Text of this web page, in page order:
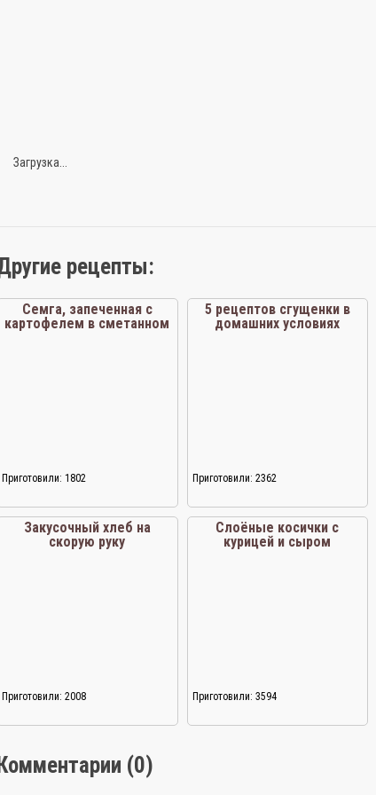
Загрузка...
рецепты:
Семга, запеченная с
картофелем в сметанном
Приготовили: 1802
5 рецептов сгущенки в
домашних условиях
Приготовили: 2362
Закусочный хлеб на
скорую руку
Приготовили: 2008
Слоёные косички с
курицей и сыром
Приготовили: 3594
Комментарии (0)